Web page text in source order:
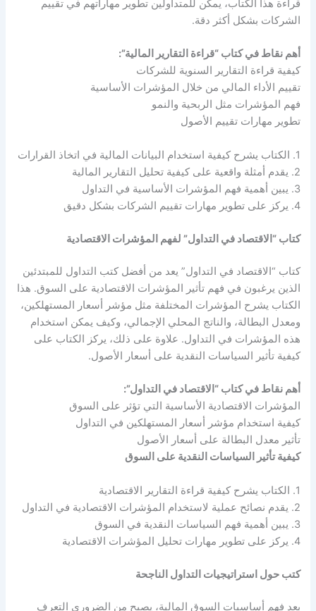
قراءة هذا الكتاب، يمكن للمتداولين تطوير مهاراتهم في تقييم
الشركات بشكل أكثر دقة.
أهم نقاط في كتاب “قراءة التقارير المالية”:
كيفية قراءة التقارير السنوية للشركات
تقييم الأداء المالي من خلال المؤشرات الأساسية
فهم المؤشرات مثل الربحية والنمو
تطوير مهارات تقييم الأصول
1. الكتاب يشرح كيفية استخدام البيانات المالية في اتخاذ القرارات
2. يقدم أمثلة واقعية على كيفية تحليل التقارير المالية
3. يبين أهمية فهم المؤشرات الأساسية في التداول
4. يركز على تطوير مهارات تقييم الشركات بشكل دقيق
كتاب “الاقتصاد في التداول” لفهم المؤشرات الاقتصادية
كتاب “الاقتصاد في التداول” يعد من أفضل كتب التداول للمبتدئين
الذين يرغبون في فهم تأثير المؤشرات الاقتصادية على السوق. هذا
الكتاب يشرح المؤشرات المختلفة مثل مؤشر أسعار المستهلكين،
ومعدل البطالة، والناتج المحلي الإجمالي، وكيف يمكن استخدام
هذه المؤشرات في التداول. علاوة على ذلك، يركز الكتاب على
كيفية تأثير السياسات النقدية على أسعار الأصول.
أهم نقاط في كتاب “الاقتصاد في التداول”:
المؤشرات الاقتصادية الأساسية التي تؤثر على السوق
كيفية استخدام مؤشر أسعار المستهلكين في التداول
تأثير معدل البطالة على أسعار الأصول
كيفية تأثير السياسات النقدية على السوق
1. الكتاب يشرح كيفية قراءة التقارير الاقتصادية
2. يقدم نصائح عملية لاستخدام المؤشرات الاقتصادية في التداول
3. يبين أهمية فهم السياسات النقدية في السوق
4. يركز على تطوير مهارات تحليل المؤشرات الاقتصادية
كتب حول استراتيجيات التداول الناجحة
بعد فهم أساسيات السوق المالية، يصبح من الضروري التعرف